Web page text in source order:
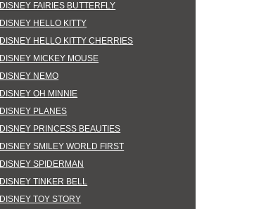
DISNEY FAIRIES BUTTERFLY
DISNEY HELLO KITTY
DISNEY HELLO KITTY CHERRIES
DISNEY MICKEY MOUSE
DISNEY NEMO
DISNEY OH MINNIE
DISNEY PLANES
DISNEY PRINCESS BEAUTIES
DISNEY SMILEY WORLD FIRST
DISNEY SPIDERMAN
DISNEY TINKER BELL
DISNEY TOY STORY